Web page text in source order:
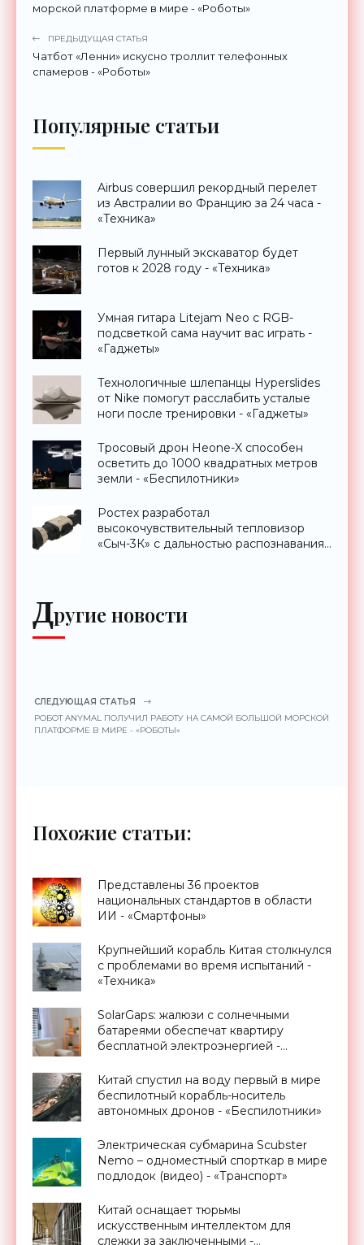
морской платформе в мире - «Роботы»
ПРЕДЫДУЩАЯ СТАТЬЯ
Чатбот «Ленни» искусно троллит телефонных
спамеров - «Роботы»
Популярные статьи
Airbus совершил рекордный перелет
из Австралии во Францию за 24 часа -
«Техника»
Первый лунный экскаватор будет
готов к 2028 году - «Техника»
Умная гитара Litejam Neo с RGB-
подсветкой сама научит вас играть -
«Гаджеты»
Технологичные шлепанцы Hyperslides
от Nike помогут расслабить усталые
ноги после тренировки - «Гаджеты»
Тросовый дрон Heone-X способен
осветить до 1000 квадратных метров
земли - «Беспилотники»
Ростех разработал
высокочувствительный тепловизор
«Сыч-3К» с дальностью распознавания
Другие новости
СЛЕДУЮЩАЯ СТАТЬЯ
РОБОТ ANYMAL ПОЛУЧИЛ РАБОТУ НА САМОЙ БОЛЬШОЙ МОРСКОЙ
ПЛАТФОРМЕ В МИРЕ - «РОБОТЫ»
Похожие статьи:
Представлены 36 проектов
национальных стандартов в области
ИИ - «Смартфоны»
Крупнейший корабль Китая столкнулся
с проблемами во время испытаний -
«Техника»
SolarGaps: жалюзи с солнечными
батареями обеспечат квартиру
бесплатной электроэнергией -
Китай спустил на воду первый в мире
беспилотный корабль-носитель
автономных дронов - «Беспилотники»
Электрическая субмарина Scubster
Nemo – одноместный спорткар в мире
подлодок (видео) - «Транспорт»
Китай оснащает тюрьмы
искусственным интеллектом для
слежки за заключенными -